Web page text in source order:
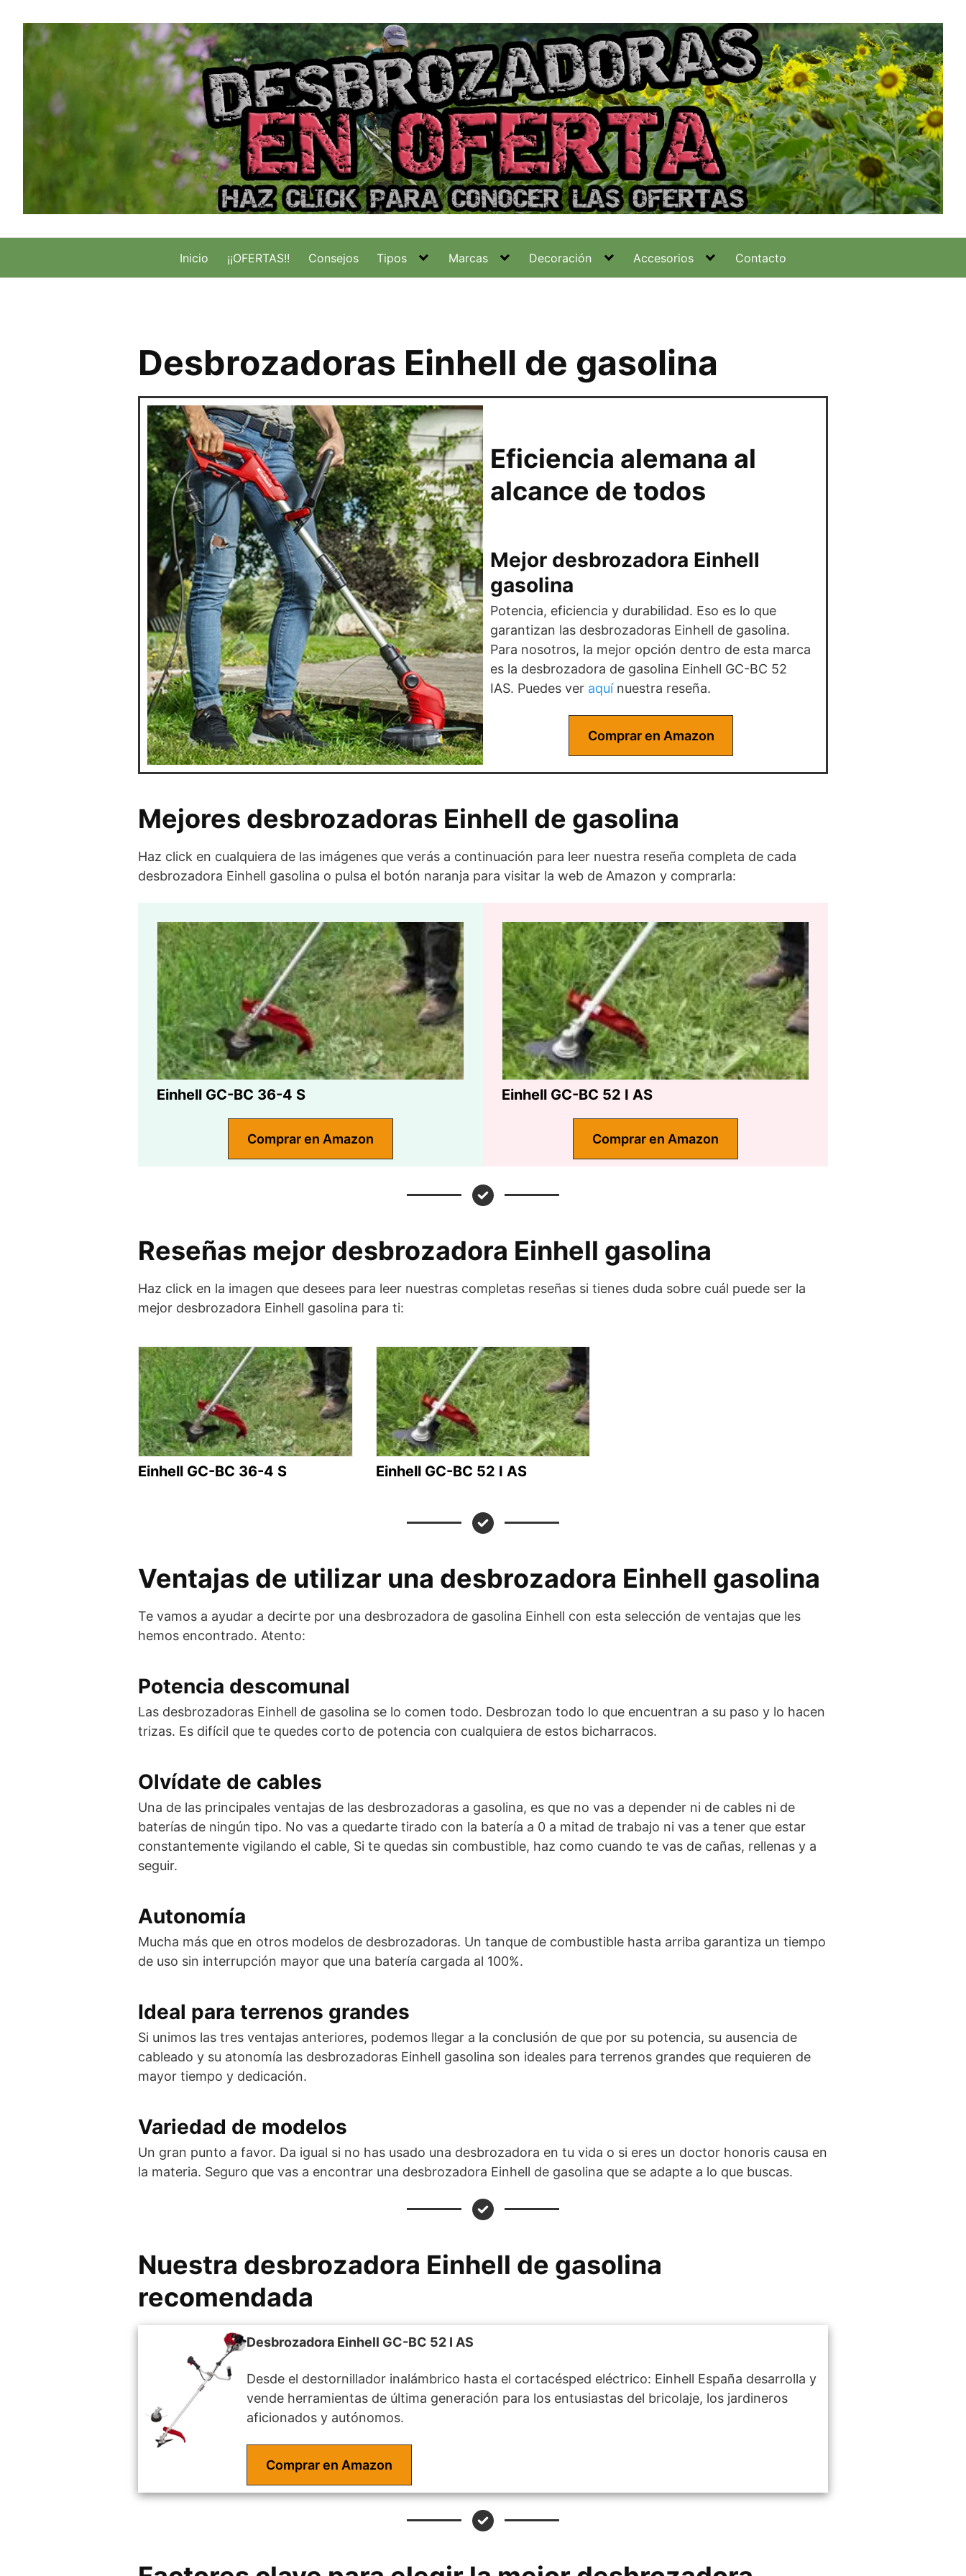
contenido
Inicio ¡¡OFERTAS!! Consejos Tipos Marcas Decoración Accesorios Contacto
Desbrozadoras Einhell de gasolina
Eficiencia alemana al
alcance de todos
Mejor desbrozadora Einhell
gasolina
Potencia, eficiencia y durabilidad. Eso es lo que
garantizan las desbrozadoras Einhell de gasolina.
Para nosotros, la mejor opción dentro de esta marca
es la desbrozadora de gasolina Einhell GC-BC 52
IAS. Puedes ver aquínuestra reseña.
Comprar en Amazon
Mejores desbrozadoras Einhell de gasolina
Haz click en cualquiera de las imágenes que verás a continuación para leer nuestra reseña completa de cada
desbrozadora Einhell gasolina o pulsa el botón naranja para visitar la web de Amazon y comprarla:
Einhell GC-BC 36-4 S
Comprar en Amazon
Einhell GC-BC 52 I AS
Comprar en Amazon
Reseñas mejor desbrozadora Einhell gasolina
Haz click en la imagen que desees para leer nuestras completas reseñas si tienes duda sobre cuál puede ser la
mejor desbrozadora Einhell gasolina para ti:
Einhell GC-BC 36-4 S Einhell GC-BC 52 I AS
Ventajas de utilizar una desbrozadora Einhell gasolina
Te vamos a ayudar a decirte por una desbrozadora de gasolina Einhell con esta selección de ventajas que les
hemos encontrado. Atento:
Potencia descomunal
Las desbrozadoras Einhell de gasolina se lo comen todo. Desbrozan todo lo que encuentran a su paso y lo hacen
trizas. Es difícil que te quedes corto de potencia con cualquiera de estos bicharracos.
Olvídate de cables
Una de las principales ventajas de las desbrozadoras a gasolina, es que no vas a depender ni de cables ni de
baterías de ningún tipo. No vas a quedarte tirado con la batería a 0 a mitad de trabajo ni vas a tener que estar
constantemente vigilando el cable, Si te quedas sin combustible, haz como cuando te vas de cañas, rellenas y a
seguir.
Autonomía
Mucha más que en otros modelos de desbrozadoras. Un tanque de combustible hasta arriba garantiza un tiempo
de uso sin interrupción mayor que una batería cargada al 100%.
Ideal para terrenos grandes
Si unimos las tres ventajas anteriores, podemos llegar a la conclusión de que por su potencia, su ausencia de
cableado y su atonomía las desbrozadoras Einhell gasolina son ideales para terrenos grandes que requieren de
mayor tiempo y dedicación.
Variedad de modelos
Un gran punto a favor. Da igual si no has usado una desbrozadora en tu vida o si eres un doctor honoris causa en
la materia. Seguro que vas a encontrar una desbrozadora Einhell de gasolina que se adapte a lo que buscas.
Nuestra desbrozadora Einhell de gasolina
recomendada
Desbrozadora Einhell GC-BC 52 I AS
Desde el destornillador inalámbrico hasta el cortacésped eléctrico: Einhell España desarrolla y
vende herramientas de última generación para los entusiastas del bricolaje, los jardineros
aficionados y autónomos.
Comprar en Amazon